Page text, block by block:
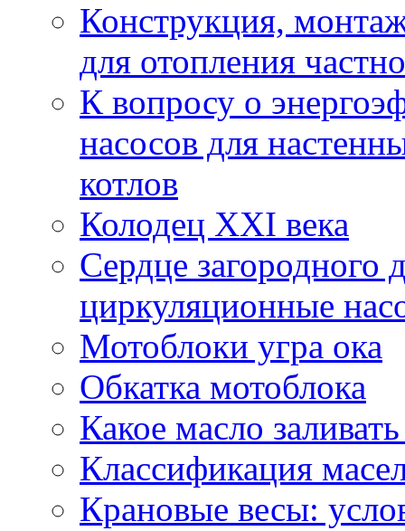
Конструкция,
для отопления
К вопросу о
насосов для
котлов
Колодец XXI века
Сердце загородного
циркуляционные
Мотоблоки угра ока
Обкатка мотоблока
Какое масло
Классификация
Крановые весы: